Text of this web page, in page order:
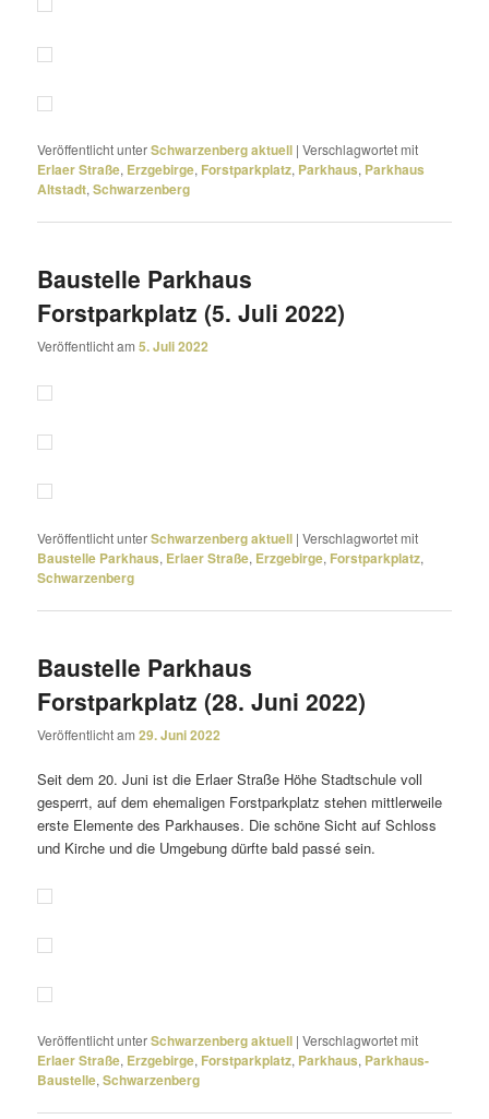
Veröffentlicht unterSchwarzenberg aktuell |Verschlagwortet mit
Erlaer Straße, Erzgebirge, Forstparkplatz, Parkhaus, Parkhaus
Altstadt,Schwarzenberg
Baustelle Parkhaus
Forstparkplatz (5. Juli 2022)
Veröffentlicht am5. Juli 2022
Veröffentlicht unterSchwarzenberg aktuell |Verschlagwortet mit
Baustelle Parkhaus, Erlaer Straße, Erzgebirge, Forstparkplatz,
Schwarzenberg
Baustelle Parkhaus
Forstparkplatz (28. Juni 2022)
Veröffentlicht am29. Juni 2022
Seit dem 20. Juni ist die Erlaer Straße Höhe Stadtschule voll
gesperrt, auf dem ehema­ligen Forstparkplatz stehen mitt­ler­weile
erste Elemente des Parkhauses. Die schöne Sicht auf Schloss
und Kirche und die Umgebung dürfte bald passé sein.
Veröffentlicht unterSchwarzenberg aktuell |Verschlagwortet mit
Erlaer Straße, Erzgebirge, Forstparkplatz, Parkhaus, Parkhaus-
Baustelle,Schwarzenberg